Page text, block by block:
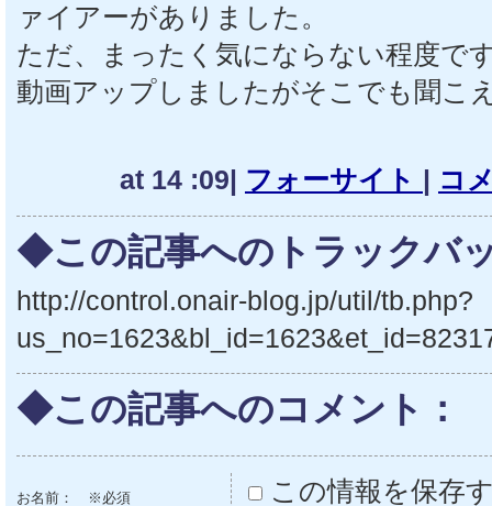
ァイアーがありました。
ただ、まったく気にならない程度で
動画アップしましたがそこでも聞こ
at 14 :09| フォーサイト | コ
◆この記事へのトラックバ
http://control.onair-blog.jp/util/tb.php?
◆この記事へのコメント：
お名前： ※必須 この情報を保存